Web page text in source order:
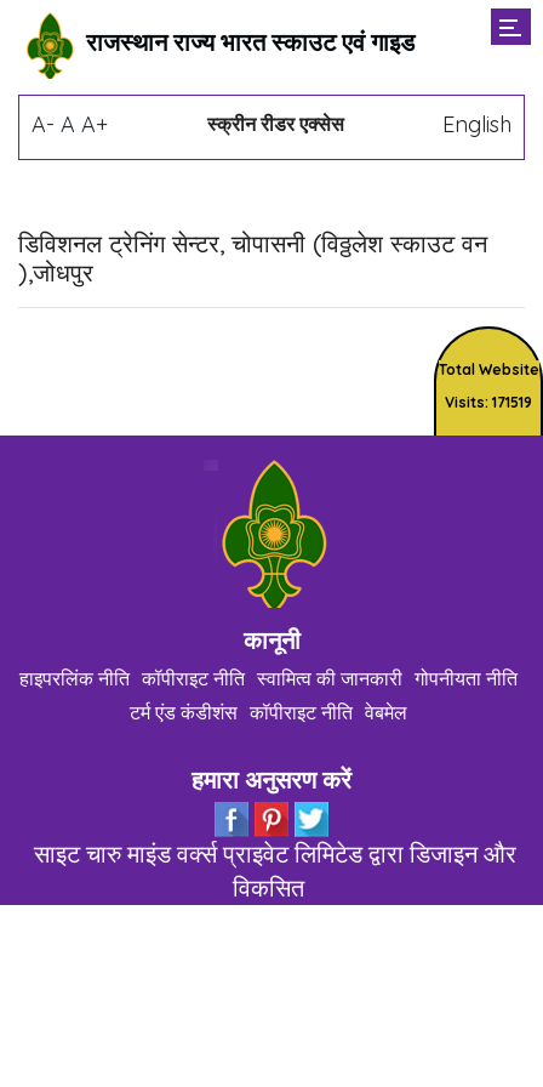
राजस्थान राज्य भारत स्काउट एवं गाइड
A- A A+ स्क्रीन रीडर एक्सेस English
डिविशनल ट्रेनिंग सेन्टर, चोपासनी (विठ्ठलेश स्काउट वन
),जोधपुर
Total Website
Visits: 171519
कानूनी
हाइपरलिंक नीति कॉपीराइट नीति स्वामित्व की जानकारी गोपनीयता नीति
टर्म एंड कंडीशंस कॉपीराइट नीति वेबमेल
हमारा अनुसरण करें
साइट चारु माइंड वर्क्स प्राइवेट लिमिटेड द्वारा डिजाइन और
विकसित